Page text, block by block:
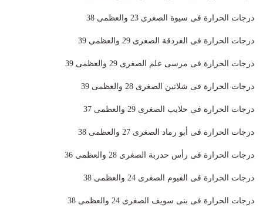
درجات الحرارة فى سيوة الصغرى 23 والعظمى 38
درجات الحرارة فى الغردقة الصغرى 29 والعظمى 39
درجات الحرارة فى مرسى علم الصغرى 29 والعظمى 39
درجات الحرارة فى شلاتين الصغرى 28 والعظمى 39
درجات الحرارة فى حلايب الصغرى 29 والعظمى 37
درجات الحرارة فى أبو رماد الصغرى 27 والعظمى 38
درجات الحرارة فى رأس حدربة الصغرى 28 والعظمى 36
درجات الحرارة فى الفيوم الصغرى 24 والعظمى 38
درجات الحرارة فى بنى سويف الصغرى 24 والعظمى 38